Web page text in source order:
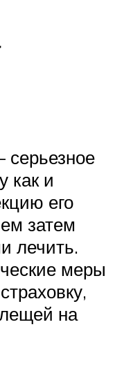
как и
его
затем
лечить.
меры
на